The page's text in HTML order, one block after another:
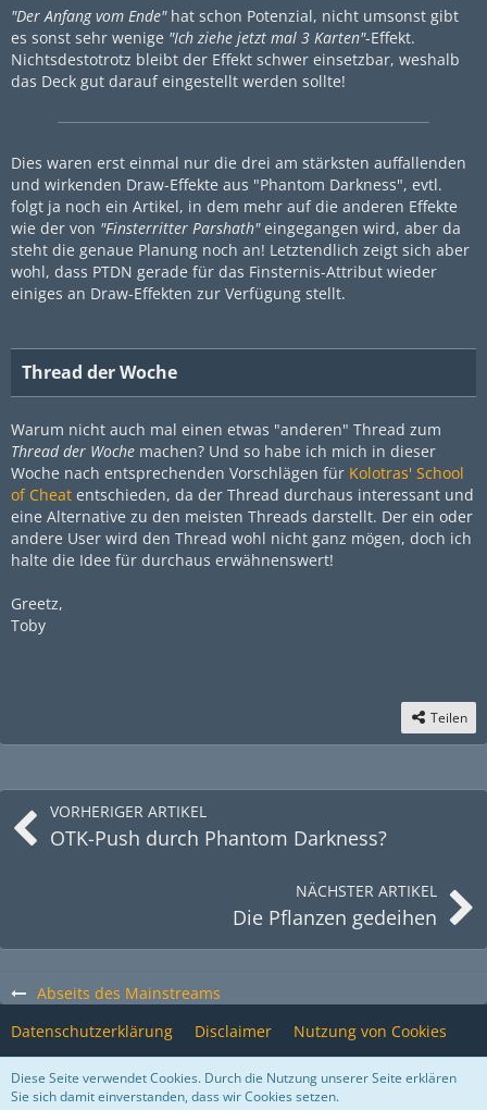
Abseits des Mainstreams
"Der Anfang vom Ende"hat schon Potenzial, nicht umsonst gibt
es sonst sehr wenige "Ich ziehe jetzt mal 3 Karten"-Effekt.
Nichtsdestotrotz bleibt der Effekt schwer einsetzbar, weshalb
das Deck gut darauf eingestellt werden sollte!
Dies waren erst einmal nur die drei am stärksten auffallenden
und wirkenden Draw-Effekte aus "Phantom Darkness", evtl.
folgt ja noch ein Artikel, in dem mehr auf die anderen Effekte
wie der von "Finsterritter Parshath"eingegangen wird, aber da
steht die genaue Planung noch an! Letztendlich zeigt sich aber
wohl, dass PTDN gerade für das Finsternis-Attribut wieder
einiges an Draw-Effekten zur Verfügung stellt.
Thread der Woche
Warum nicht auch mal einen etwas "anderen" Thread zum
Thread der Woche machen? Und so habe ich mich in dieser
Woche nach entsprechenden Vorschlägen für Kolotras' School
of Cheat entschieden, da der Thread durchaus interessant und
eine Alternative zu den meisten Threads darstellt. Der ein oder
andere User wird den Thread wohl nicht ganz mögen, doch ich
halte die Idee für durchaus erwähnenswert!
Greetz,
Toby
Teilen
VORHERIGER ARTIKEL
OTK-Push durch Phantom Darkness?
NÄCHSTER ARTIKEL
Die Pflanzen gedeihen
Datenschutzerklärung Disclaimer Nutzung von Cookies
Impressum Kontakt
Diese Seite verwendet Cookies. Durch die Nutzung unserer Seite erklären
Sie sich damit einverstanden, dass wir Cookies setzen.